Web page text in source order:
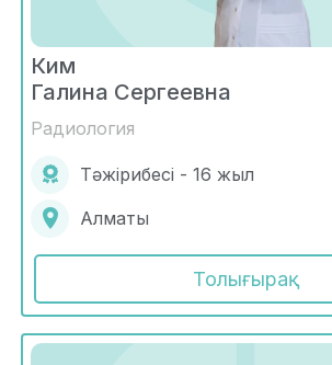
Ким
Галина Сергеевна
Радиология
Тәжірибесі - 16 жыл
Алматы
Толығырақ